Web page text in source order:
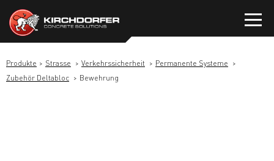
Inhalt
springen
Produkte Strasse Verkehrssicherheit
Permanente Systeme
Zubehör Deltabloc
Bewehrung